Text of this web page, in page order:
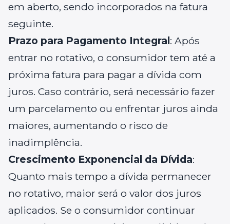
em aberto, sendo incorporados na fatura
seguinte.
Prazo para Pagamento Integral: Após
entrar no rotativo, o consumidor tem até a
próxima fatura para pagar a dívida com
juros. Caso contrário, será necessário fazer
um parcelamento ou enfrentar juros ainda
maiores, aumentando o risco de
inadimplência.
Crescimento Exponencial da Dívida:
Quanto mais tempo a dívida permanecer
no rotativo, maior será o valor dos juros
aplicados. Se o consumidor continuar